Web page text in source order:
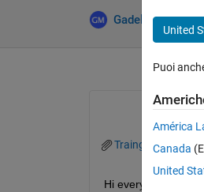
Gadelhag M
Traing
Hi everyone
United
Puoi
América
Canada
United